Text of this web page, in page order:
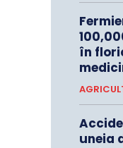
în
uneia